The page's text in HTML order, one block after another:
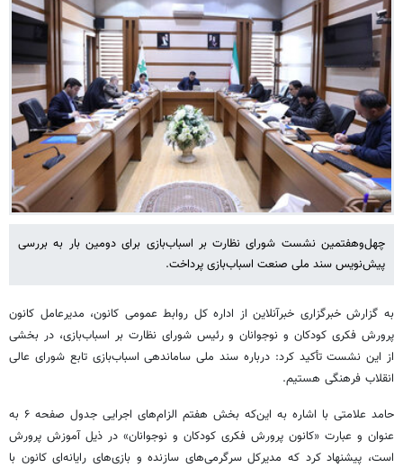
چهل‌وهفتمین نشست شورای نظارت بر اسباب‌بازی برای دومین بار به بررسی
پیش‌نویس سند ملی صنعت اسباب‌بازی پرداخت.
به گزارش خبرگزاری خبرآنلاین از اداره کل روابط عمومی کانون، مدیرعامل کانون
پرورش فکری کودکان و نوجوانان و رئیس شورای نظارت بر اسباب‌بازی،‌ در بخشی
از این نشست تأکید کرد: درباره سند ملی ساماندهی اسباب‌بازی تابع شورای عالی
انقلاب فرهنگی هستیم.
حامد علامتی با اشاره به این‌که بخش هفتم الزام‌های اجرایی جدول صفحه ۶ به
عنوان و عبارت «کانون پرورش فکری کودکان و نوجوانان» در ذیل آموزش پرورش
است، پیشنهاد کرد که مدیرکل سرگرمی‌های سازنده و بازی‌های رایانه‌ای کانون با